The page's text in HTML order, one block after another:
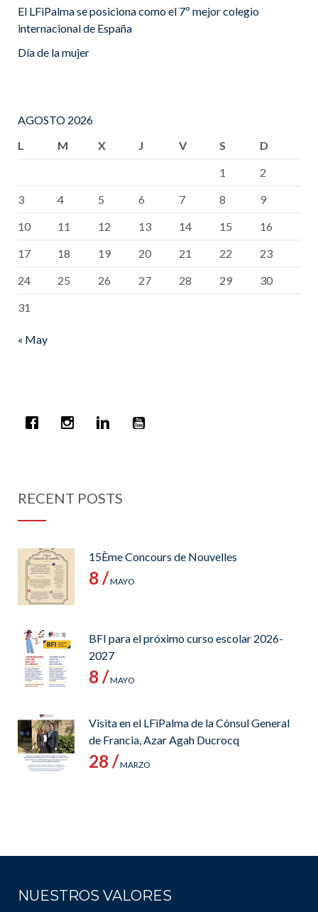
El LFiPalma se posiciona como el 7º mejor colegio
internacional de España
Día de la mujer
AGOSTO 2026
L
M X J V S
D
1
2
3
4 5 6 7 8
9
10
11 12 13 14 15
16
17
18 19 20 21 22
23
24
25 26 27 28 29
30
31
« May
RECENT POSTS
15Ème Concours de Nouvelles
8 /MAYO
BFI para el próximo curso escolar 2026-
2027
8 /MAYO
Visita en el LFiPalma de la Cónsul General
de Francia, Azar Agah Ducrocq
28 /MARZO
NUESTROS VALORES